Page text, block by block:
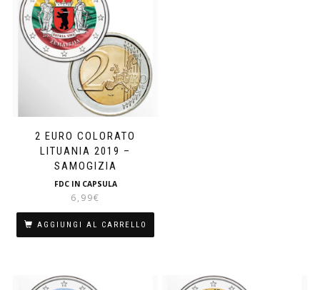
2 EURO COLORATO
LITUANIA 2019 –
SAMOGIZIA
FDC IN CAPSULA
6,99€
AGGIUNGI AL CARRELLO